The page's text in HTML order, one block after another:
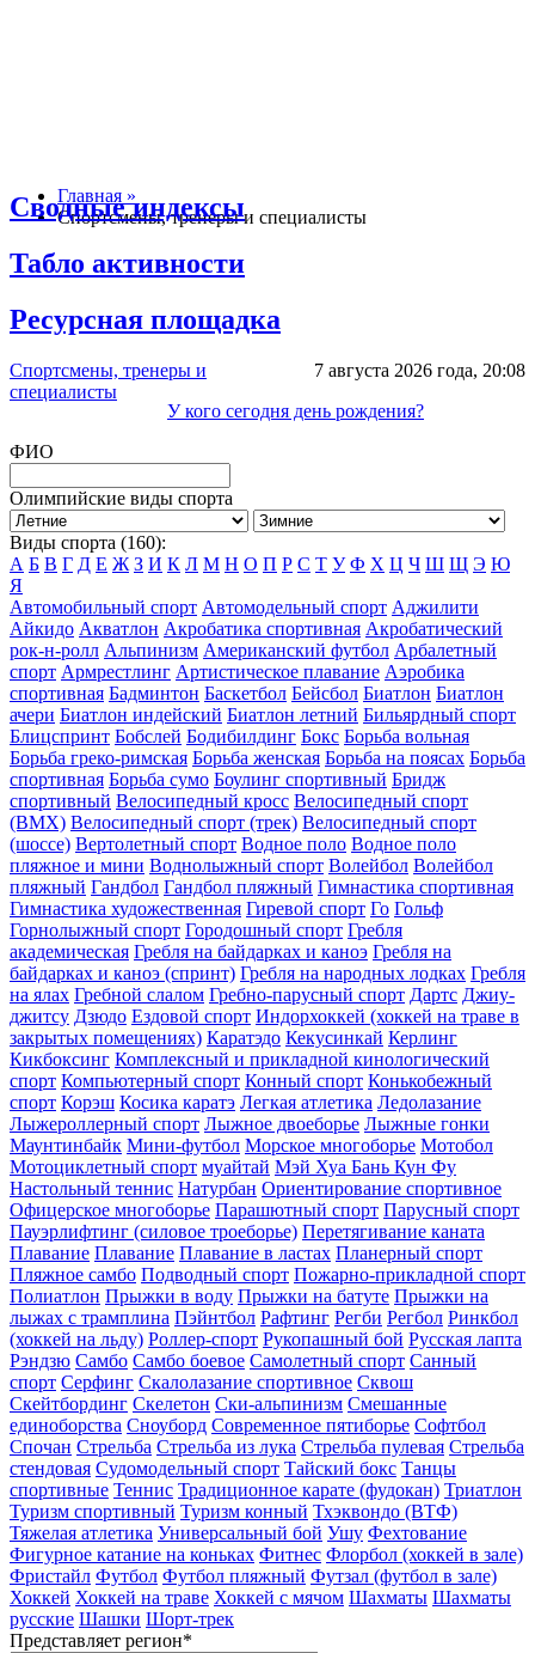
Главная »
Спортсмены, тренеры и специалисты
Сводные индексы
Табло активности
Ресурсная площадка
7 августа 2026 года, 20:08
У кого сегодня день рождения?
Спортсмены, тренеры и
специалисты
ФИО
Олимпийские виды спорта
Виды спорта (160):
А Б В Г Д Е Ж З И К Л М Н О П Р С Т У Ф Х Ц Ч Ш Щ Э Ю
Я
Автомобильный спорт Автомодельный спорт Аджилити
Айкидо Акватлон Акробатика спортивная Акробатический
рок-н-ролл Альпинизм Американский футбол Арбалетный
спорт Армрестлинг Артистическое плавание Аэробика
спортивная Бадминтон Баскетбол Бейсбол Биатлон Биатлон
ачери Биатлон индейский Биатлон летний Бильярдный спорт
Блицспринт Бобслей Бодибилдинг Бокс Борьба вольная
Борьба греко-римская Борьба женская Борьба на поясах Борьба
спортивная Борьба сумо Боулинг спортивный Бридж
спортивный Велосипедный кросс Велосипедный спорт
(BMX) Велосипедный спорт (трек) Велосипедный спорт
(шоссе) Вертолетный спорт Водное поло Водное поло
пляжное и мини Воднолыжный спорт Волейбол Волейбол
пляжный Гандбол Гандбол пляжный Гимнастика спортивная
Гимнастика художественная Гиревой спорт Го Гольф
Горнолыжный спорт Городошный спорт Гребля
академическая Гребля на байдарках и каноэ Гребля на
байдарках и каноэ (спринт) Гребля на народных лодках Гребля
на ялах Гребной слалом Гребно-парусный спорт Дартс Джиу-
джитсу Дзюдо Ездовой спорт Индорхоккей (хоккей на траве в
закрытых помещениях) Каратэдо Кекусинкай Керлинг
Кикбоксинг Комплексный и прикладной кинологический
спорт Компьютерный спорт Конный спорт Конькобежный
спорт Корэш Косика каратэ Легкая атлетика Ледолазание
Лыжероллерный спорт Лыжное двоеборье Лыжные гонки
Маунтинбайк Мини-футбол Морское многоборье Мотобол
Мотоциклетный спорт муайтай Мэй Хуа Бань Кун Фу
Настольный теннис Натурбан Ориентирование cпортивное
Офицерское многоборье Парашютный спорт Парусный спорт
Пауэрлифтинг (силовое троеборье) Перетягивание каната
Плавание Плавание Плавание в ластах Планерный спорт
Пляжное самбо Подводный спорт Пожарно-прикладной спорт
Полиатлон Прыжки в воду Прыжки на батуте Прыжки на
лыжах с трамплина Пэйнтбол Рафтинг Регби Регбол Ринкбол
(хоккей на льду) Роллер-спорт Рукопашный бой Русская лапта
Рэндзю Самбо Самбо боевое Самолетный спорт Санный
спорт Серфинг Скалолазание спортивное Сквош
Скейтбординг Скелетон Ски-альпинизм Смешанные
единоборства Сноуборд Современное пятиборье Софтбол
Спочан Стрельба Стрельба из лука Стрельба пулевая Стрельба
стендовая Судомодельный спорт Тайский бокс Танцы
спортивные Теннис Традиционное карате (фудокан) Триатлон
Туризм cпортивный Туризм конный Тхэквондо (ВТФ)
Тяжелая атлетика Универсальный бой Ушу Фехтование
Фигурное катание на коньках Фитнес Флорбол (хоккей в зале)
Фристайл Футбол Футбол пляжный Футзал (футбол в зале)
Хоккей Хоккей на траве Хоккей с мячом Шахматы Шахматы
русские Шашки Шорт-трек
Представляет регион*